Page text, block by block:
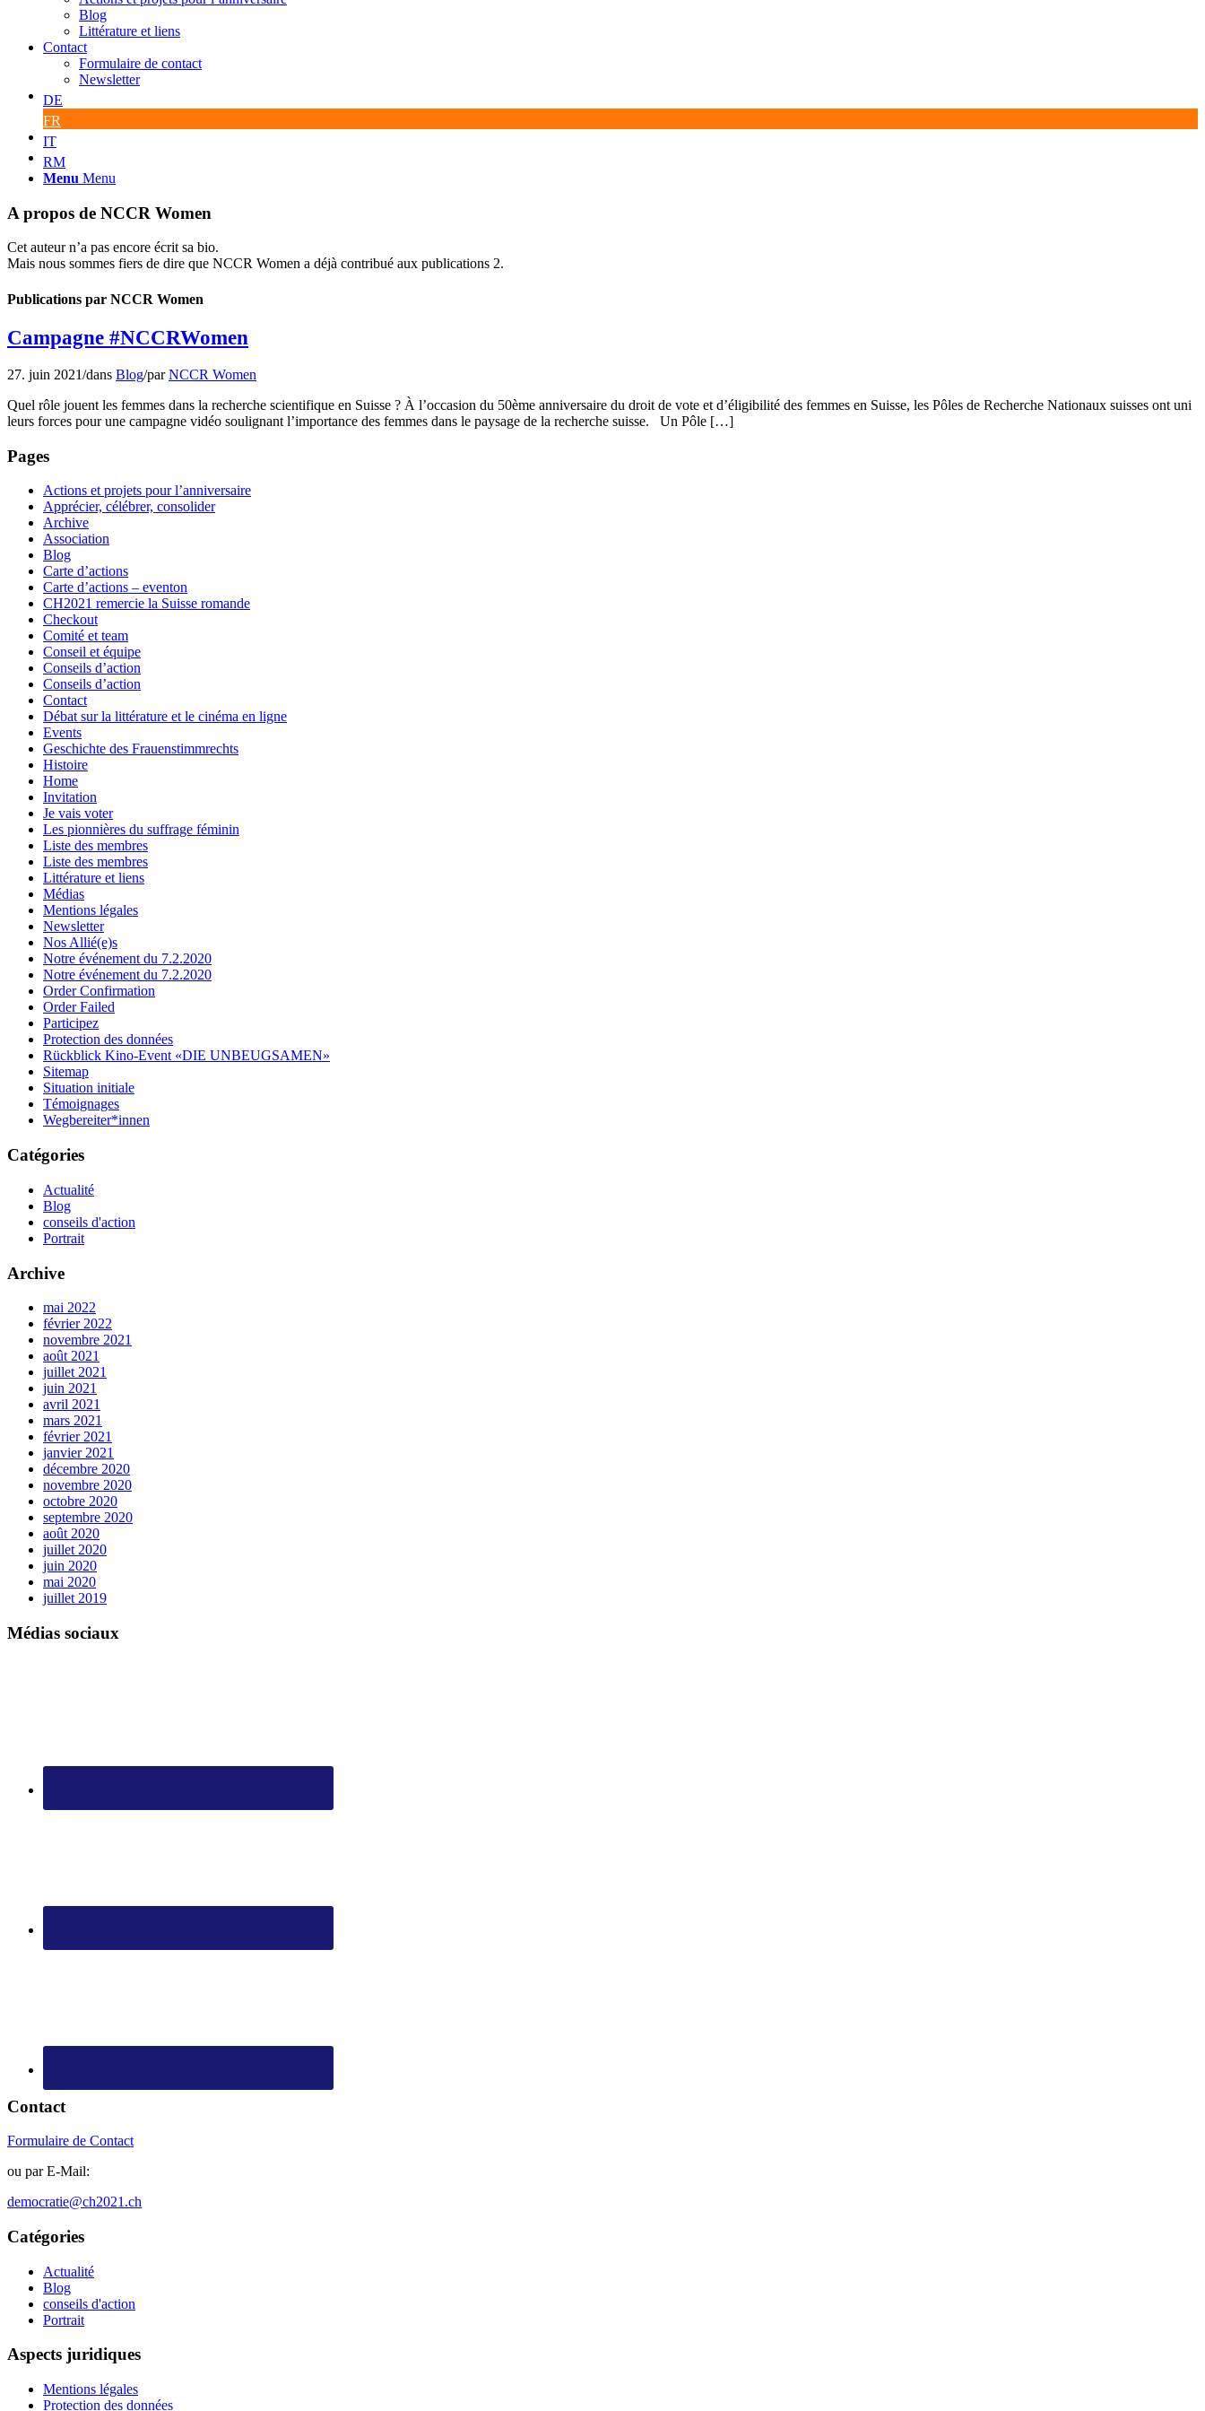
Blog
Littérature et liens
Contact
Formulaire de contact
Newsletter
DE
FR
IT
RM
Menu Menu
A propos de NCCR Women
Cet auteur n’a pas encore écrit sa bio.
Mais nous sommes fiers de dire que NCCR Women a déjà contribué aux publications 2.
Publications par NCCR Women
Campagne #NCCRWomen
27. juin 2021/dans Blog/parNCCR Women
Quel rôle jouent les femmes dans la recherche scientifique en Suisse ? À l’occasion du 50ème anniversaire du droit de vote et d’éligibilité des femmes en Suisse, les Pôles de Recherche Nationaux suisses ont uni
leurs forces pour une campagne vidéo soulignant l’importance des femmes dans le paysage de la recherche suisse. Un Pôle […]
Pages
Actions et projets pour l’anniversaire
Apprécier, célébrer, consolider
Archive
Association
Blog
Carte d’actions
Carte d’actions – eventon
CH2021 remercie la Suisse romande
Checkout
Comité et team
Conseil et équipe
Conseils d’action
Conseils d’action
Contact
Débat sur la littérature et le cinéma en ligne
Events
Geschichte des Frauenstimmrechts
Histoire
Home
Invitation
Je vais voter
Les pionnières du suffrage féminin
Liste des membres
Liste des membres
Littérature et liens
Médias
Mentions légales
Newsletter
Nos Allié(e)s
Notre événement du 7.2.2020
Notre événement du 7.2.2020
Order Confirmation
Order Failed
Participez
Protection des données
Rückblick Kino-Event «DIE UNBEUGSAMEN»
Sitemap
Situation initiale
Témoignages
Wegbereiter*innen
Catégories
Actualité
Blog
conseils d'action
Portrait
Archive
mai 2022
février 2022
novembre 2021
août 2021
juillet 2021
juin 2021
avril 2021
mars 2021
février 2021
janvier 2021
décembre 2020
novembre 2020
octobre 2020
septembre 2020
août 2020
juillet 2020
juin 2020
mai 2020
juillet 2019
Médias sociaux
Contact
Formulaire de Contact
ou par E-Mail:
democratie@ch2021.ch
Catégories
Actualité
Blog
conseils d'action
Portrait
Aspects juridiques
Mentions légales
Protection des données